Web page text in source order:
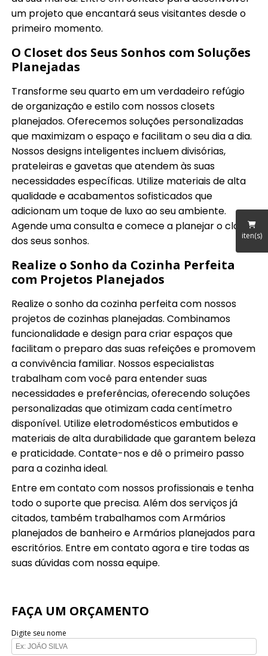
iten(s)
um projeto que encantará seus visitantes desde o
primeiro momento.
O Closet dos Seus Sonhos com Soluções
Planejadas
Transforme seu quarto em um verdadeiro refúgio
de organização e estilo com nossos closets
planejados. Oferecemos soluções personalizadas
que maximizam o espaço e facilitam o seu dia a dia.
Nossos designs inteligentes incluem divisórias,
prateleiras e gavetas que atendem às suas
necessidades específicas. Utilize materiais de alta
qualidade e acabamentos sofisticados que
adicionam um toque de luxo ao seu ambiente.
Agende uma consulta e comece a planejar o closet
dos seus sonhos.
Realize o Sonho da Cozinha Perfeita
com Projetos Planejados
Realize o sonho da cozinha perfeita com nossos
projetos de cozinhas planejadas. Combinamos
funcionalidade e design para criar espaços que
facilitam o preparo das suas refeições e promovem
a convivência familiar. Nossos especialistas
trabalham com você para entender suas
necessidades e preferências, oferecendo soluções
personalizadas que otimizam cada centímetro
disponível. Utilize eletrodomésticos embutidos e
materiais de alta durabilidade que garantem beleza
e praticidade. Contate-nos e dê o primeiro passo
para a cozinha ideal.
Entre em contato com nossos profissionais e tenha
todo o suporte que precisa. Além dos serviços já
citados, também trabalhamos com Armários
planejados de banheiro e Armários planejados para
escritórios. Entre em contato agora e tire todas as
suas dúvidas com nossa equipe.
FAÇA UM ORÇAMENTO
Digite seu nome